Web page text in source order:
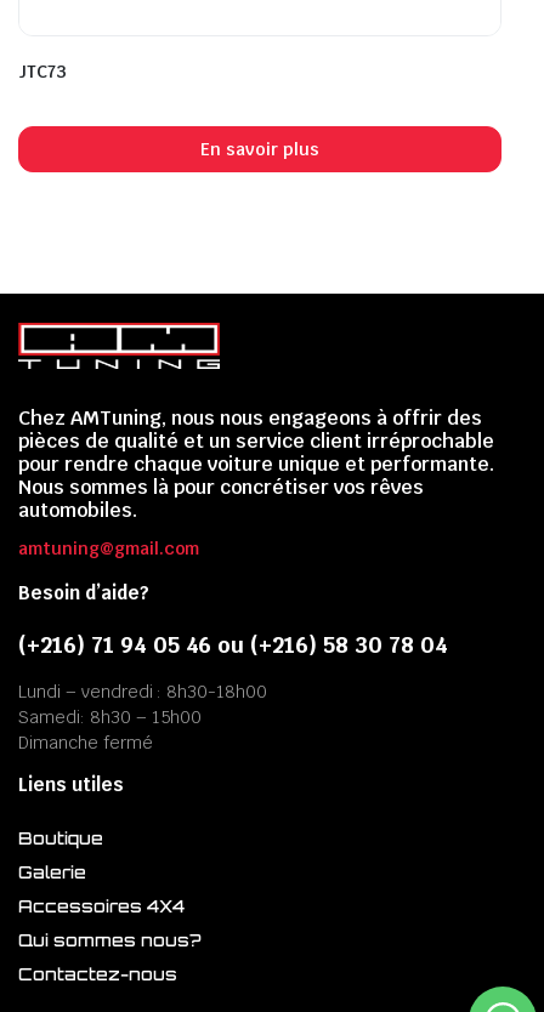
JTC73
En savoir plus
Chez AMTuning, nous nous engageons à offrir des
pièces de qualité et un service client irréprochable
pour rendre chaque voiture unique et performante.
Nous sommes là pour concrétiser vos rêves
automobiles.
amtuning@gmail.com
Besoin d’aide?
(+216) 71 94 05 46 ou (+216) 58 30 78 04
Lundi – vendredi : 8h30-18h00
Samedi: 8h30 – 15h00
Dimanche fermé
Liens utiles
Boutique
Galerie
Accessoires 4X4
Qui sommes nous?
Contactez-nous